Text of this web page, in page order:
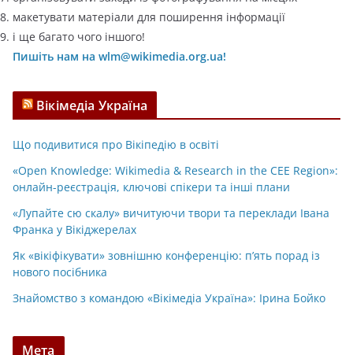
макетувати матеріали для поширення інформації
і ще багато чого іншого!
Пишіть нам на wlm@wikimedia.org.ua!
Вікімедіа Україна
Що подивитися про Вікіпедію в освіті
«Open Knowledge: Wikimedia & Research in the CEE Region»:
онлайн-реєстрація, ключові спікери та інші плани
«Лупайте сю скалу» вичитуючи твори та переклади Івана
Франка у Вікіджерелах
Як «вікіфікувати» зовнішню конференцію: п’ять порад із
нового посібника
Знайомство з командою «Вікімедіа Україна»: Ірина Бойко
Мета